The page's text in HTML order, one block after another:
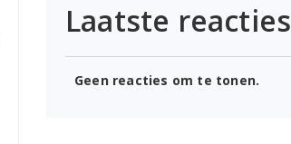
Laatste reacties
Geen reacties om te tonen.